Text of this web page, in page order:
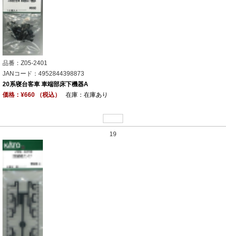
品番：Z05-2401
JANコード：4952844398873
20系寝台客車 車端部床下機器A
価格：¥660 （税込）
在庫：在庫あり
19